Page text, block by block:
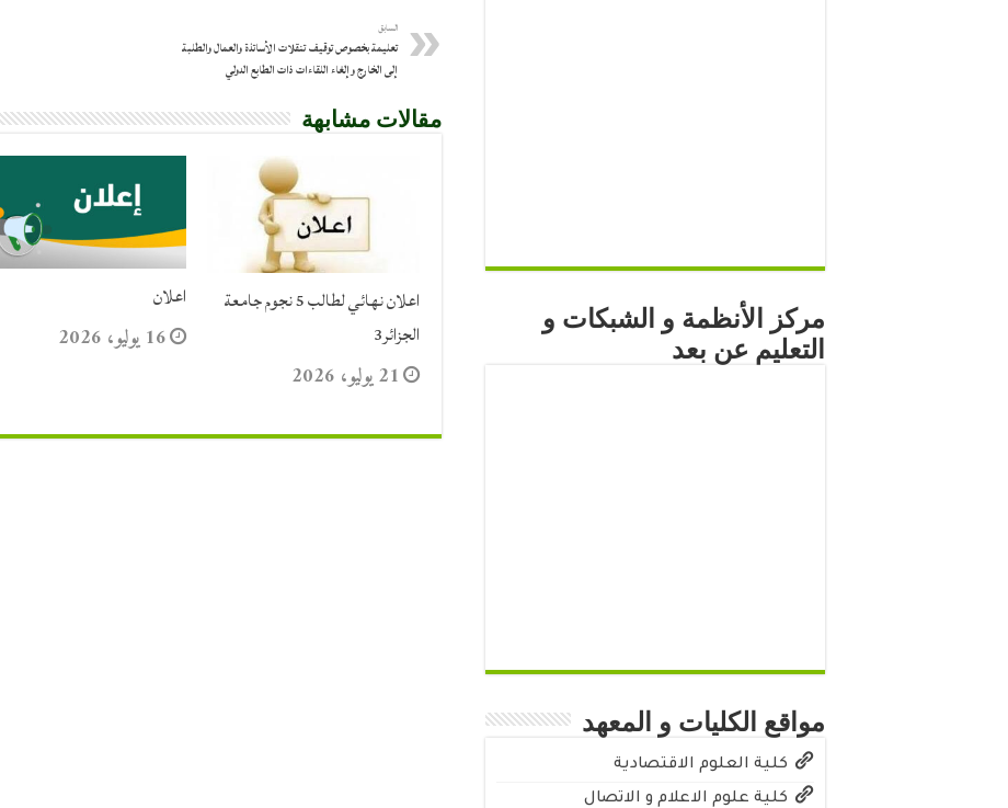
السابق
تعليمة بخصوص توقيف تنقلات الأساتذة والعمال والطلبة
إلى الخارج وإلغاء اللقاءات ذات الطابع الدولي
مقالات مشابهة
اعلان نهائي لطالب 5 نجوم جامعة
الجزائر3
21 يوليو، 2026
اعلان
16 يوليو، 2026
مركز الأنظمة و الشبكات و
التعليم عن بعد
مواقع الكليات و المعهد
كلية العلوم الاقتصادية
كلية علوم الاعلام و الاتصال